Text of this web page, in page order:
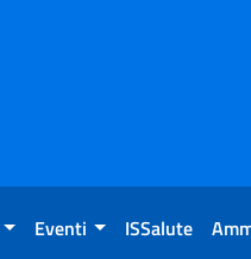
Eventi ISSalute